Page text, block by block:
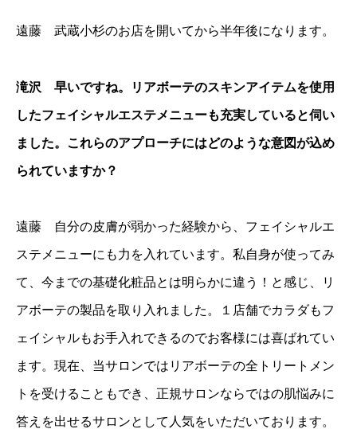
遠藤 武蔵小杉のお店を開いてから半年後になります。
滝沢 早いですね。リアボーテのスキンアイテムを使用
したフェイシャルエステメニューも充実していると伺い
ました。これらのアプローチにはどのような意図が込め
られていますか？
遠藤 自分の皮膚が弱かった経験から、フェイシャルエ
ステメニューにも力を入れています。私自身が使ってみ
て、今までの基礎化粧品とは明らかに違う！と感じ、リ
アボーテの製品を取り入れました。１店舗でカラダもフ
ェイシャルもお手入れできるのでお客様には喜ばれてい
ます。現在、当サロンではリアボーテの全トリートメン
トを受けることもでき、正規サロンならではの肌悩みに
答えを出せるサロンとして人気をいただいております。